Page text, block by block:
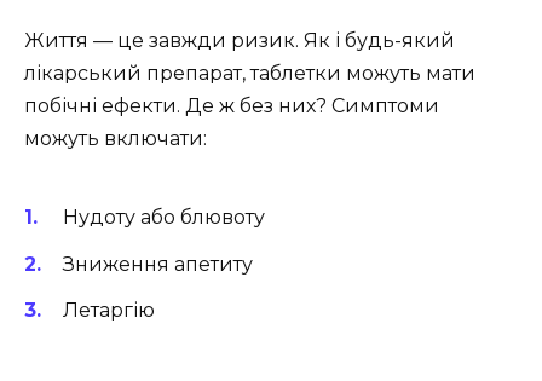
Життя — це завжди ризик. Як і будь-який
лікарський препарат, таблетки можуть мати
побічні ефекти. Де ж без них? Симптоми
можуть включати:
Нудоту або блювоту
Зниження апетиту
Летаргію